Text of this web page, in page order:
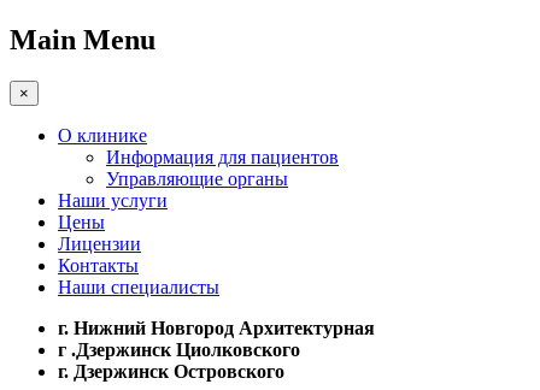
Main Menu
×
О клинике
Информация для пациентов
Управляющие органы
Наши услуги
Цены
Лицензии
Контакты
Наши специалисты
г. Нижний Новгород Архитектурная
г .Дзержинск Циолковского
г. Дзержинск Островского